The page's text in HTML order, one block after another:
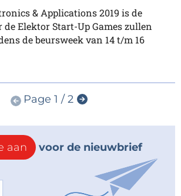
& Applications 2019 is de
de Elektor Start-Up Games zullen
de beursweek van 14 t/m 16
Page 1 / 2
aan voor de nieuwbrief